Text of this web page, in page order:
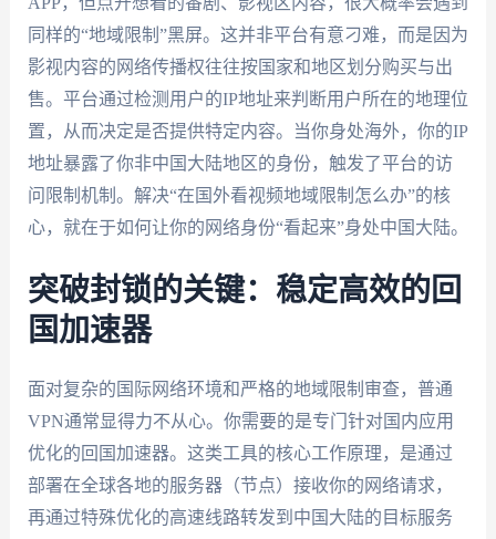
同样的“地域限制”黑屏。这并非平台有意刁难，而是因为
影视内容的网络传播权往往按国家和地区划分购买与出
售。平台通过检测用户的IP地址来判断用户所在的地理位
置，从而决定是否提供特定内容。当你身处海外，你的IP
地址暴露了你非中国大陆地区的身份，触发了平台的访
问限制机制。解决“在国外看视频地域限制怎么办”的核
心，就在于如何让你的网络身份“看起来”身处中国大陆。
突破封锁的关键：稳定高效的回
国加速器
面对复杂的国际网络环境和严格的地域限制审查，普通
VPN通常显得力不从心。你需要的是专门针对国内应用
优化的回国加速器。这类工具的核心工作原理，是通过
部署在全球各地的服务器（节点）接收你的网络请求，
再通过特殊优化的高速线路转发到中国大陆的目标服务